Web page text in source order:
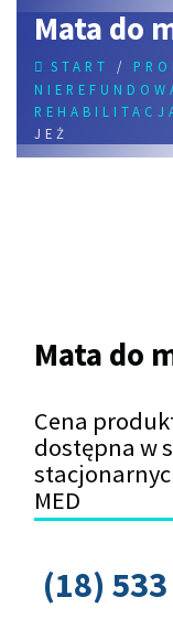
Mata do
START /
JEŻ
Mata do
Cena
dostępna w
MED
(18)